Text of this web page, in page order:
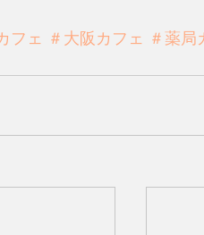
フェ ＃大阪カフェ ＃薬局